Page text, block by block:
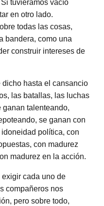
tuviéramos vacío
en otro lado.
todas las cosas,
bandera, como una
construir intereses de
dicho hasta el cansancio
las batallas, las luchas
talenteando,
se ganan con
política, con
con madurez
madurez en la acción.
cada uno de
compañeros nos
pero sobre todo,